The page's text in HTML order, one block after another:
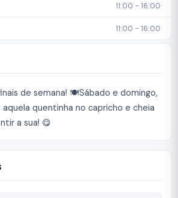
de semana! 🍽️Sábado e domingo,
aquela quentinha no capricho e cheia
a sua! 😋
11:00 - 16:00
11:00 - 16:00